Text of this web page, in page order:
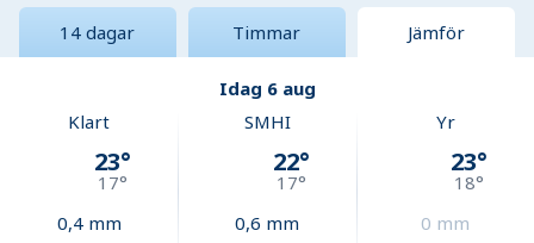
14 dagar Timmar Jämför
Idag 6 aug
Klart
23°
17°
0,4mm
SMHI
22°
17°
0,6 mm
Yr
23°
18°
0 mm